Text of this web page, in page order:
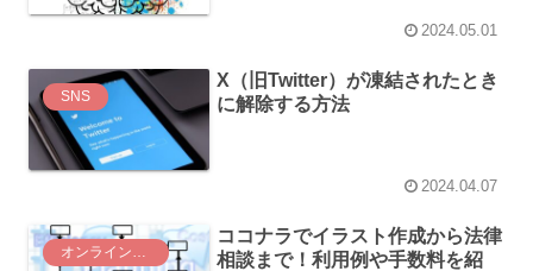
2024.05.01
SNS
X（旧Twitter）が凍結されたとき
に解除する方法
2024.04.07
オンラインサービス
ココナラでイラスト作成から法律
相談まで！利用例や手数料を紹